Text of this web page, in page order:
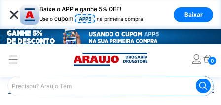
× Baixe o APP e ganhe 5% OFF!
Use o cupom APP5 na primeira compra
Baixar
0
Araujo Medicamentos